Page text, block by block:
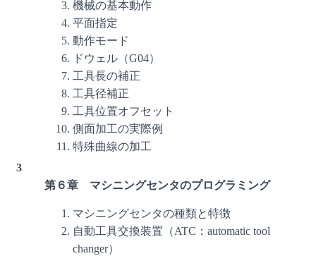
3
機械の基本動作
平面指定
動作モード
ドウェル（G04）
工具長の補正
工具径補正
工具位置オフセット
側面加工の実際例
特殊曲線の加工
第６章 マシニングセンタのプログラミング
マシニングセンタの種類と特徴
自動工具交換装置（ATC：automatic tool
changer）